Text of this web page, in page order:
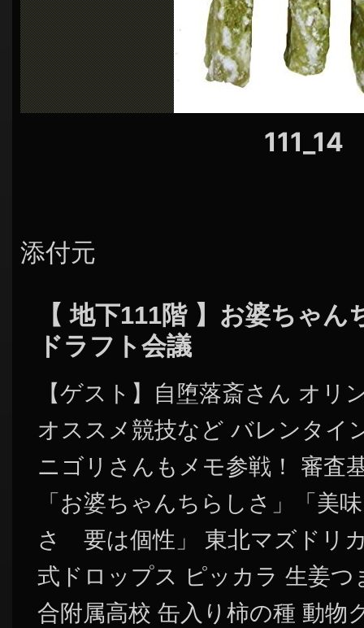
111_14
添付元
【 地下111階 】お婆ちゃ
ドラフト会議
【ゲスト】自堕落斎さん オリ
オススメ競技など バレンタイ
ニゴリさんもメモ参戦！ 審査
「お婆ちゃんちらしさ」「美
さ 要は個性」 東北マズドリ
式ドロップス ピッカラ 生姜つ
合附属高校 缶入り柿の種 動物